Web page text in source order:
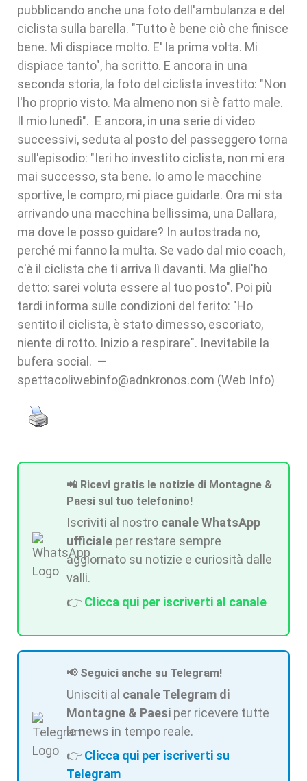
pubblicando anche una foto dell'ambulanza e del
ciclista sulla barella. "Tutto è bene ciò che finisce
bene. Mi dispiace molto. E' la prima volta. Mi
dispiace tanto", ha scritto. E ancora in una
seconda storia, la foto del ciclista investito: "Non
l'ho proprio visto. Ma almeno non si è fatto male.
Il mio lunedì". E ancora, in una serie di video
successivi, seduta al posto del passeggero torna
sull'episodio: "Ieri ho investito ciclista, non mi era
mai successo, sta bene. Io amo le macchine
sportive, le compro, mi piace guidarle. Ora mi sta
arrivando una macchina bellissima, una Dallara,
ma dove le posso guidare? In autostrada no,
perché mi fanno la multa. Se vado dal mio coach,
c'è il ciclista che ti arriva lì davanti. Ma gliel'ho
detto: sarei voluta essere al tuo posto". Poi più
tardi informa sulle condizioni del ferito: "Ho
sentito il ciclista, è stato dimesso, escoriato,
niente di rotto. Inizio a respirare". Inevitabile la
bufera social. —
spettacoliwebinfo@adnkronos.com (Web Info)
📲 Ricevi gratis le notizie di Montagne &
Paesi sul tuo telefonino!
Iscriviti al nostro canale WhatsApp
ufficiale per restare sempre
aggiornato su notizie e curiosità dalle
valli.
👉 Clicca qui per iscriverti al canale
📢 Seguici anche su Telegram!
Unisciti al canale Telegram di
Montagne & Paesi per ricevere tutte
le news in tempo reale.
👉 Clicca qui per iscriverti su
Telegram